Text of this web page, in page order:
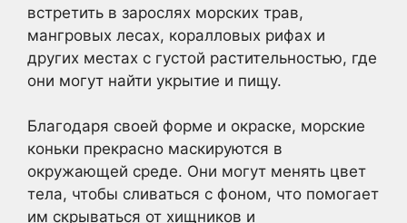
встретить в зарослях морских трав,
мангровых лесах, коралловых рифах и
других местах с густой растительностью, где
они могут найти укрытие и пищу.
Благодаря своей форме и окраске, морские
коньки прекрасно маскируются в
окружающей среде. Они могут менять цвет
тела, чтобы сливаться с фоном, что помогает
им скрываться от хищников и